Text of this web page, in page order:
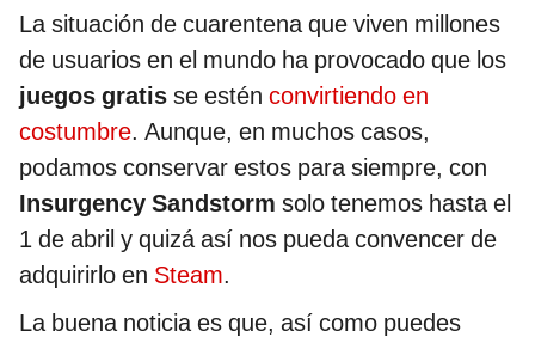
La situación de cuarentena que viven millones
de usuarios en el mundo ha provocado que los
juegos gratis se estén convirtiendo en
costumbre. Aunque, en muchos casos,
podamos conservar estos para siempre, con
Insurgency Sandstorm solo tenemos hasta el
1 de abril y quizá así nos pueda convencer de
adquirirlo en Steam.
La buena noticia es que, así como puedes